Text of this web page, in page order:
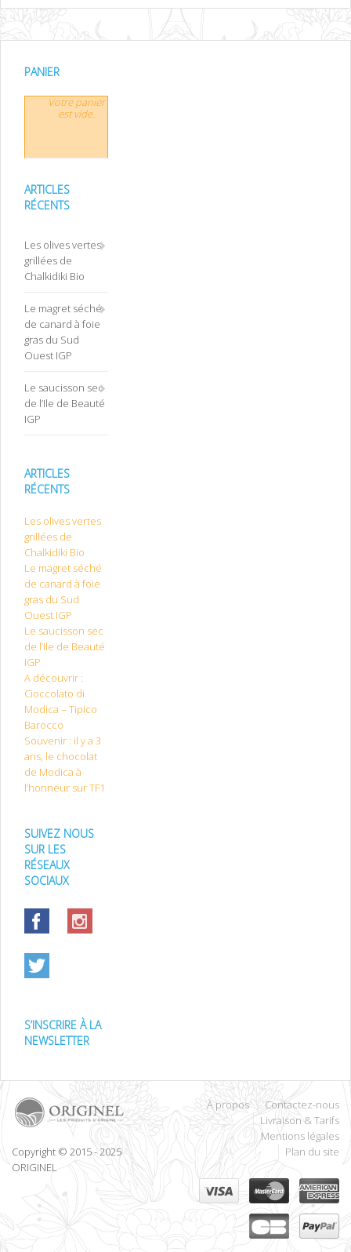
PANIER
Votre panier
est vide.
ARTICLES
RÉCENTS
Les olives vertes
grillées de
Chalkidiki Bio
Le magret séché
de canard à foie
gras du Sud
Ouest IGP
Le saucisson sec
de l’Ile de Beauté
IGP
ARTICLES
RÉCENTS
Les olives vertes
grillées de
Chalkidiki Bio
Le magret séché
de canard à foie
gras du Sud
Ouest IGP
Le saucisson sec
de l’Ile de Beauté
IGP
A découvrir :
Cioccolato di
Modica – Tipico
Barocco
Souvenir : il y a 3
ans, le chocolat
de Modica à
l’honneur sur TF1
SUIVEZ NOUS
SUR LES
RÉSEAUX
SOCIAUX
S’INSCRIRE À LA
NEWSLETTER
Copyright © 2015 - 2025
ORIGINEL
À propos
Contactez-nous
Livraison & Tarifs
Mentions légales
Plan du site